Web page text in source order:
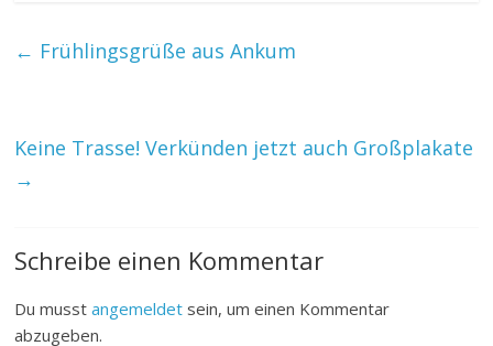
← Frühlingsgrüße aus Ankum
Keine Trasse! Verkünden jetzt auch Großplakate
→
Schreibe einen Kommentar
Du musstangemeldet sein, um einen Kommentar
abzugeben.